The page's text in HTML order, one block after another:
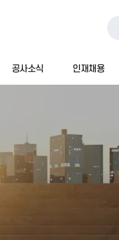
공사소식 인재채용